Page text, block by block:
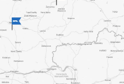
žalúzie vyrobené na mieru, aby
okien — či už ide o
alebo iné atypické tvary.
materiály a precízne výrobné